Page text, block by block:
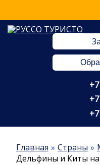
Главная Страны
Дельфины и Киты